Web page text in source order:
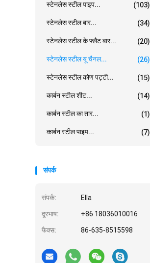
स्टेनलेस स्टील पाइप... (103)
स्टेनलेस स्टील बार... (34)
स्टेनलेस स्टील के फ्लैट बार... (20)
स्टेनलेस स्टील यू चैनल... (26)
स्टेनलेस स्टील कोण पट्टी... (15)
कार्बन स्टील शीट... (14)
कार्बन स्टील का तार... (1)
कार्बन स्टील पाइप... (7)
संपर्क
संपर्क: Ella
दूरभाष: +86 18036010016
फैक्स: 86-635-8515598